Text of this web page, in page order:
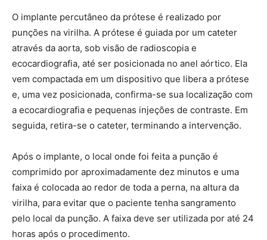
O implante percutâneo da prótese é realizado por
punções na virilha. A prótese é guiada por um cateter
através da aorta, sob visão de radioscopia e
ecocardiografia, até ser posicionada no anel aórtico. Ela
vem compactada em um dispositivo que libera a prótese
e, uma vez posicionada, confirma-se sua localização com
a ecocardiografia e pequenas injeções de contraste. Em
seguida, retira-se o cateter, terminando a intervenção.
Após o implante, o local onde foi feita a punção é
comprimido por aproximadamente dez minutos e uma
faixa é colocada ao redor de toda a perna, na altura da
virilha, para evitar que o paciente tenha sangramento
pelo local da punção. A faixa deve ser utilizada por até 24
horas após o procedimento.